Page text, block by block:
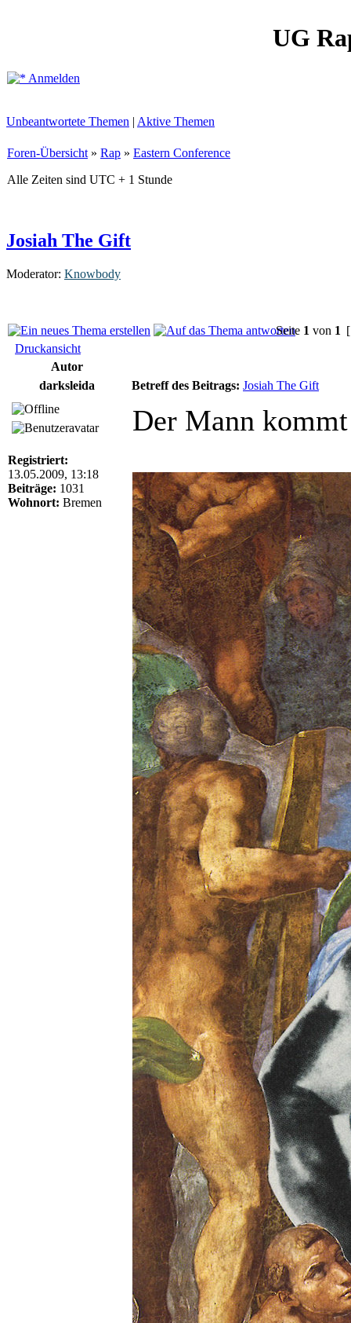
UG
Anmelden
Unbeantwortete Themen | Aktive Themen
Foren-Übersicht » Rap » Eastern Conference
Alle Zeiten sind UTC + 1 Stunde
Josiah The Gift
Moderator: Knowbody
Seite 1 von 1
Druckansicht
Autor
darksleida
Betreff des Beitrags: Josiah The Gift
Registriert:
13.05.2009, 13:18
Beiträge: 1031
Wohnort: Bremen
Der Mann